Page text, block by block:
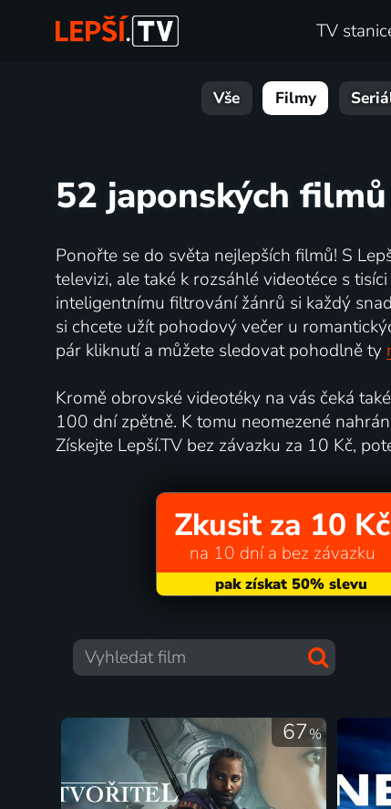
TV
Vše Filmy
52 japonských
Ponořte se do světa nejlepších filmů! S
televizi, ale také k rozsáhlé videotéce s
inteligentnímu filtrování žánrů si každý
si chcete užít pohodový večer u
pár kliknutí a můžete sledovat pohodlně ty
Kromě obrovské videotéky na vás čeká
100 dní zpětně. K tomu neomezené
Získejte Lepší.TV bez závazku za 10 Kč,
Zkusit za 10 Kč
na 10 dní a bez závazku
67%